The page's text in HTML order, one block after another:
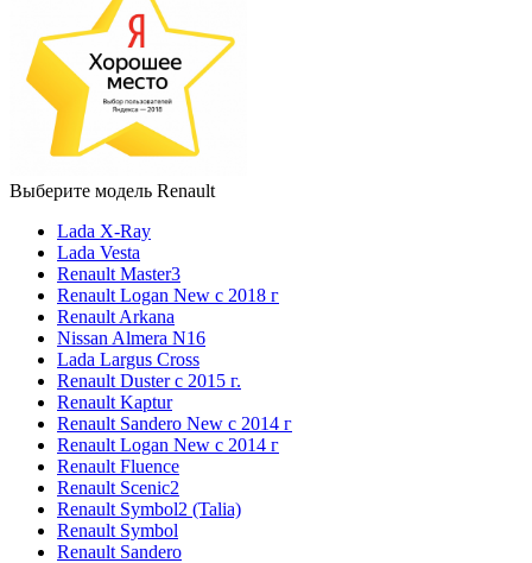
Выберите модель Renault
Lada X-Ray
Lada Vesta
Renault Master3
Renault Logan New с 2018 г
Renault Arkana
Nissan Almera N16
Lada Largus Cross
Renault Duster с 2015 г.
Renault Kaptur
Renault Sandero New с 2014 г
Renault Logan New с 2014 г
Renault Fluence
Renault Scenic2
Renault Symbol2 (Talia)
Renault Symbol
Renault Sandero